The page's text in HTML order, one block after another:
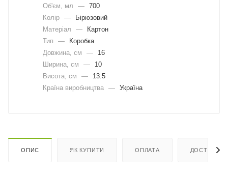
Об'єм, мл
— 700
Колір —
Бірюзовий
Матеріал
—
Картон
Тип
—
Коробка
Довжина, cм
—
16
Ширина, cм
—
10
Висота, см
—
13.5
Країна виробництва — Україна
ОПИС ЯК КУПИТИ ОПЛАТА ДОСТАВКА